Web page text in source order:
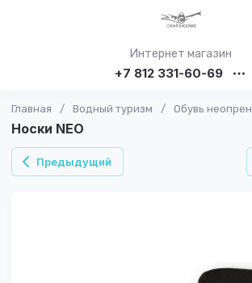
Интернет магазин
+7 812 331-60-69
Главная / Водный туризм / Обувь неопрен
Носки NEO
Предыдущий